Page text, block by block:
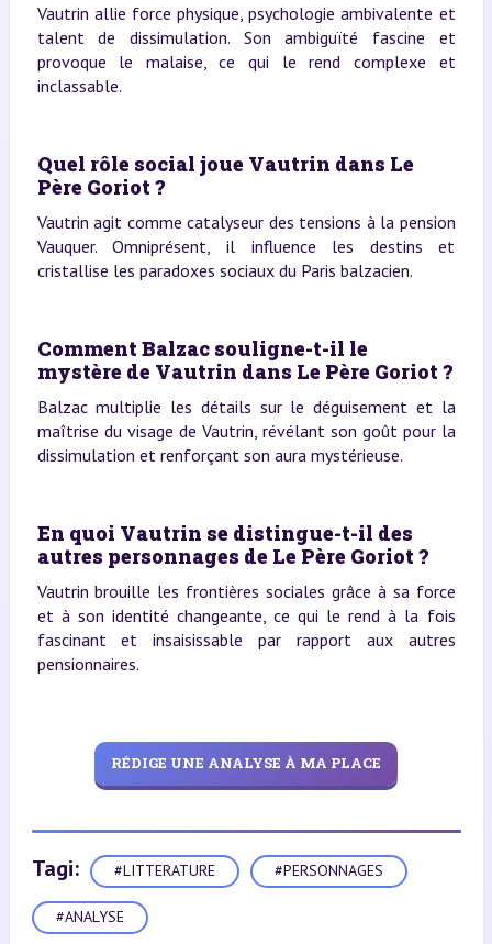
Vautrin allie force physique, psychologie ambivalente et
talent de dissimulation. Son ambiguïté fascine et
provoque le malaise, ce qui le rend complexe et
inclassable.
Quel rôle social joue Vautrin dans Le
Père Goriot ?
Vautrin agit comme catalyseur des tensions à la pension
Vauquer. Omniprésent, il influence les destins et
cristallise les paradoxes sociaux du Paris balzacien.
Comment Balzac souligne-t-il le
mystère de Vautrin dans Le Père Goriot ?
Balzac multiplie les détails sur le déguisement et la
maîtrise du visage de Vautrin, révélant son goût pour la
dissimulation et renforçant son aura mystérieuse.
En quoi Vautrin se distingue-t-il des
autres personnages de Le Père Goriot ?
Vautrin brouille les frontières sociales grâce à sa force
et à son identité changeante, ce qui le rend à la fois
fascinant et insaisissable par rapport aux autres
pensionnaires.
RÉDIGE UNE ANALYSE À MA PLACE
Tagi: #LITTERATURE #PERSONNAGES
#ANALYSE